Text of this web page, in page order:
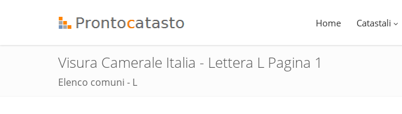
Home Catastali
Visura Camerale Italia - Lettera L Pagina 1
Elenco comuni - L